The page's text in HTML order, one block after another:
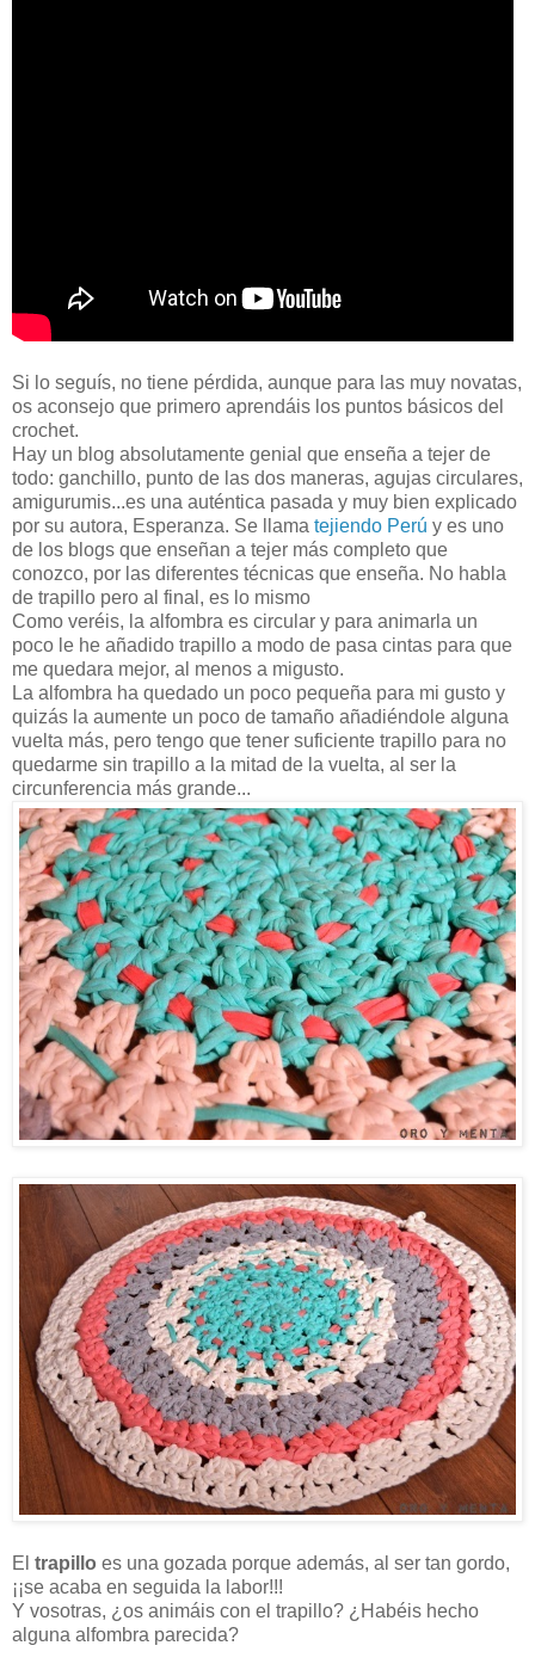
Si lo seguís, no tiene pérdida, aunque para las muy novatas,
os aconsejo que primero aprendáis los puntos básicos del
crochet.
Hay un blog absolutamente genial que enseña a tejer de
todo: ganchillo, punto de las dos maneras, agujas circulares,
amigurumis...es una auténtica pasada y muy bien explicado
por su autora, Esperanza. Se llama tejiendo Perú y es uno
de los blogs que enseñan a tejer más completo que
conozco, por las diferentes técnicas que enseña. No habla
de trapillo pero al final, es lo mismo
Como veréis, la alfombra es circular y para animarla un
poco le he añadido trapillo a modo de pasa cintas para que
me quedara mejor, al menos a migusto.
La alfombra ha quedado un poco pequeña para mi gusto y
quizás la aumente un poco de tamaño añadiéndole alguna
vuelta más, pero tengo que tener suficiente trapillo para no
quedarme sin trapillo a la mitad de la vuelta, al ser la
circunferencia más grande...
El trapillo es una gozada porque además, al ser tan gordo,
¡¡se acaba en seguida la labor!!!
Y vosotras, ¿os animáis con el trapillo? ¿Habéis hecho
alguna alfombra parecida?